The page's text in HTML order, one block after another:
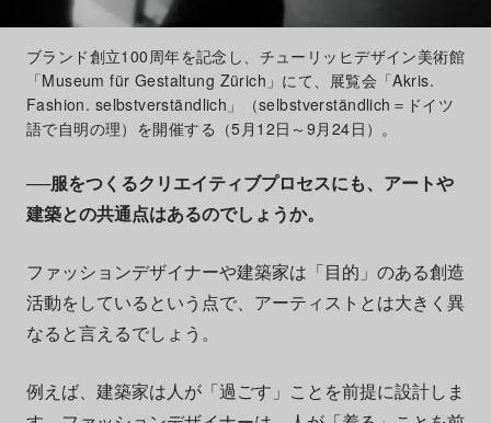
ブランド創立100周年を記念し、チューリッヒデザイン美術館
「Museum für Gestaltung Zürich」にて、展覧会「Akris.
Fashion. selbstverständlich」（selbstverständlich＝ドイツ
語で自明の理）を開催する（5月12日～9月24日）。
──服をつくるクリエイティブプロセスにも、アートや
建築との共通点はあるのでしょうか。
ファッションデザイナーや建築家は「目的」のある創造
活動をしているという点で、アーティストとは大きく異
なると言えるでしょう。
例えば、建築家は人が「過ごす」ことを前提に設計しま